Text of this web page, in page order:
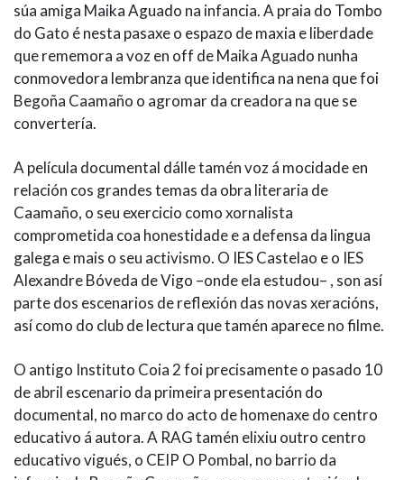
súa amiga Maika Aguado na infancia. A praia do Tombo
do Gato é nesta pasaxe o espazo de maxia e liberdade
que rememora a voz en off de Maika Aguado nunha
conmovedora lembranza que identifica na nena que foi
Begoña Caamaño o agromar da creadora na que se
convertería.
A película documental dálle tamén voz á mocidade en
relación cos grandes temas da obra literaria de
Caamaño, o seu exercicio como xornalista
comprometida coa honestidade e a defensa da lingua
galega e mais o seu activismo. O IES Castelao e o IES
Alexandre Bóveda de Vigo –onde ela estudou– , son así
parte dos escenarios de reflexión das novas xeracións,
así como do club de lectura que tamén aparece no filme.
O antigo Instituto Coia 2 foi precisamente o pasado 10
de abril escenario da primeira presentación do
documental, no marco do acto de homenaxe do centro
educativo á autora. A RAG tamén elixiu outro centro
educativo vigués, o CEIP O Pombal, no barrio da